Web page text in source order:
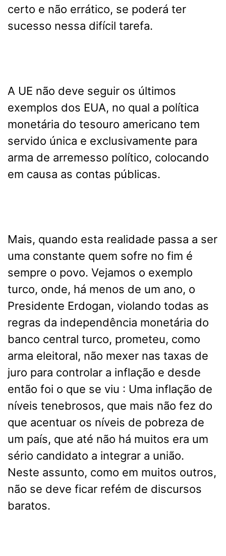
certo e não errático, se poderá ter
sucesso nessa difícil tarefa.
A UE não deve seguir os últimos
exemplos dos EUA, no qual a política
monetária do tesouro americano tem
servido única e exclusivamente para
arma de arremesso político, colocando
em causa as contas públicas.
Mais, quando esta realidade passa a ser
uma constante quem sofre no fim é
sempre o povo. Vejamos o exemplo
turco, onde, há menos de um ano, o
Presidente Erdogan, violando todas as
regras da independência monetária do
banco central turco, prometeu, como
arma eleitoral, não mexer nas taxas de
juro para controlar a inflação e desde
então foi o que se viu : Uma inflação de
níveis tenebrosos, que mais não fez do
que acentuar os níveis de pobreza de
um país, que até não há muitos era um
sério candidato a integrar a união.
Neste assunto, como em muitos outros,
não se deve ficar refém de discursos
baratos.